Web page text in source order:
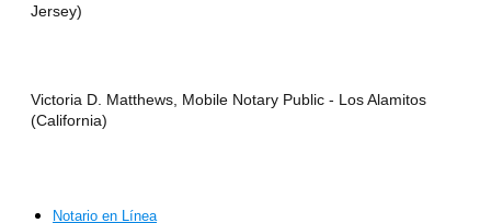
Jersey)
Victoria D. Matthews, Mobile Notary Public - Los Alamitos
(California)
Notario en Línea